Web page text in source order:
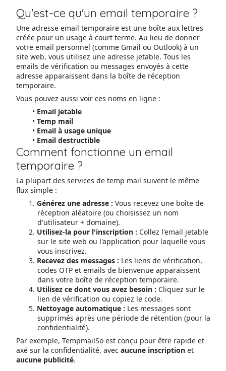
Qu'est-ce qu'un email temporaire ?
Une adresse email temporaire est une boîte aux lettres
créée pour un usage à court terme. Au lieu de donner
votre email personnel (comme Gmail ou Outlook) à un
site web, vous utilisez une adresse jetable. Tous les
emails de vérification ou messages envoyés à cette
adresse apparaissent dans la boîte de réception
temporaire.
Vous pouvez aussi voir ces noms en ligne :
Email jetable
Temp mail
Email à usage unique
Email destructible
Comment fonctionne un email
temporaire ?
La plupart des services de temp mail suivent le même
flux simple :
Générez une adresse : Vous recevez une boîte de
réception aléatoire (ou choisissez un nom
d'utilisateur + domaine).
Utilisez-la pour l'inscription : Collez l'email jetable
sur le site web ou l'application pour laquelle vous
vous inscrivez.
Recevez des messages : Les liens de vérification,
codes OTP et emails de bienvenue apparaissent
dans votre boîte de réception temporaire.
Utilisez ce dont vous avez besoin : Cliquez sur le
lien de vérification ou copiez le code.
Nettoyage automatique : Les messages sont
supprimés après une période de rétention (pour la
confidentialité).
Par exemple, TempmailSo est conçu pour être rapide et
axé sur la confidentialité, avec aucune inscriptionet
aucune publicité.